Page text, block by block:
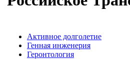
Активное долголетие
Генная инженерия
Геронтология